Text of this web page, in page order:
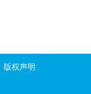
版权声明